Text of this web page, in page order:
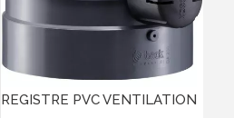
REGISTRE PVC VENTILATION